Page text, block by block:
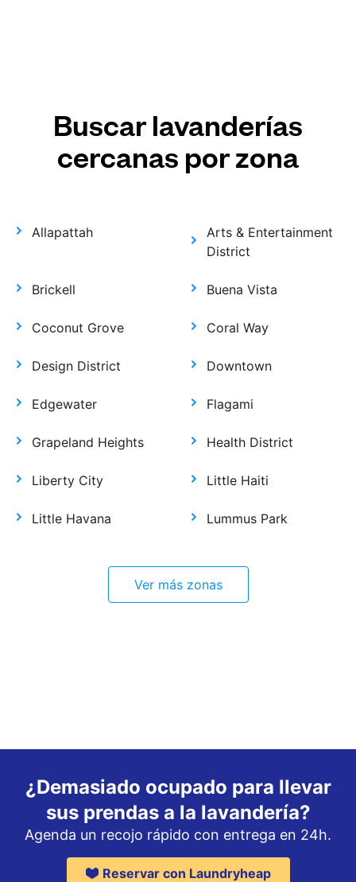
Buscar lavanderías
cercanas por zona
Allapattah
Arts & Entertainment
District
Brickell Buena Vista
Coconut Grove Coral Way
Design District Downtown
Edgewater Flagami
Grapeland Heights Health District
Liberty City Little Haiti
Little Havana Lummus Park
Ver más zonas
¿Demasiado ocupado para llevar
sus prendas a la lavandería?
Agenda un recojo rápido con entrega en 24h.
Reservar con Laundryheap